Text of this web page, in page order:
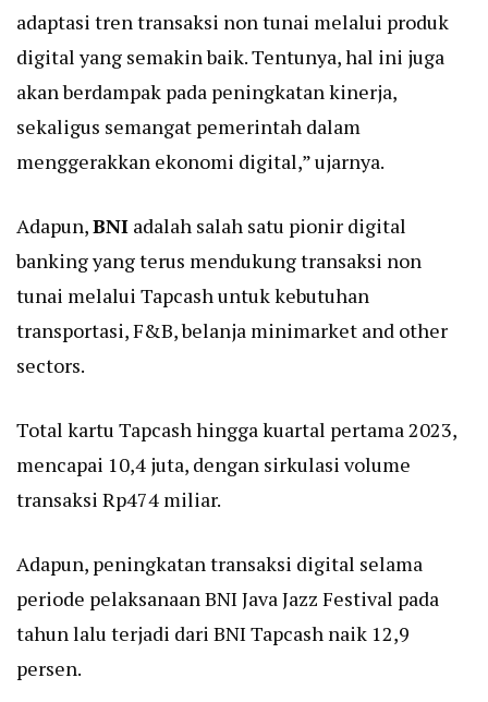
adaptasi tren transaksi non tunai melalui produk
digital yang semakin baik. Tentunya, hal ini juga
akan berdampak pada peningkatan kinerja,
sekaligus semangat pemerintah dalam
menggerakkan ekonomi digital,” ujarnya.
Adapun,BNI adalah salah satu pionir digital
banking yang terus mendukung transaksi non
tunai melalui Tapcash untuk kebutuhan
transportasi, F&B, belanja minimarket and other
sectors.
Total kartu Tapcash hingga kuartal pertama 2023,
mencapai 10,4 juta, dengan sirkulasi volume
transaksi Rp474 miliar.
Adapun, peningkatan transaksi digital selama
periode pelaksanaan BNI Java Jazz Festival pada
tahun lalu terjadi dari BNI Tapcash naik 12,9
persen.